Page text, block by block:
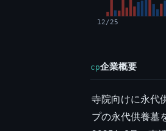
12/25
cp企業概要
寺院向けに永代
プの永代供養墓